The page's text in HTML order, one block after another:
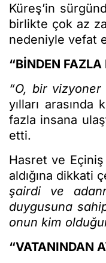
Küreş’in
birlikte çok az
nedeniyle vefat
“BİNDEN FAZLA
“O, bir
yılları
fazla insana
etti.
Hasret ve
aldığına dikkati
şairdi ve
duygusuna
onun kim
“VATANINDAN